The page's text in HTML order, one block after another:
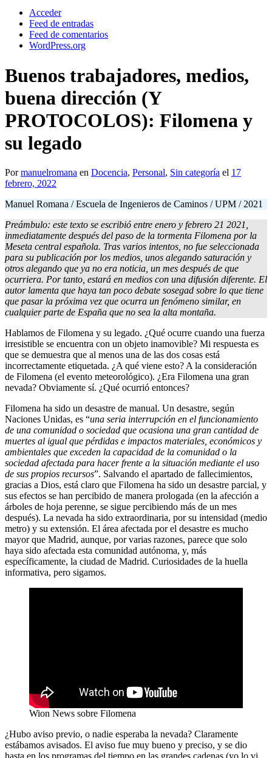
Acceder
Feed de entradas
Feed de comentarios
WordPress.org
Buenos trabajadores, medios,
buena dirección (Y
PROTOCOLOS): Filomena y
su legado
Pormanuelromana en Docencia, Personal, Sin categoría el 17
febrero, 2022
Manuel Romana / Escuela de Ingenieros de Caminos / UPM / 2021
Preámbulo: este texto se escribió entre enero y febrero 21 2021,
inmediatamente después del paso de la tormenta Filomena por la
Meseta central española. Tras varios intentos, no fue seleccionada
para su publicación por los medios, unos alegando saturación y
otros alegando que ya no era noticia, un mes después de que
ocurriera. Por tanto, estará en medios con una difusión diferente. El
autor lamenta que haya tan poco debate sosegad sobre lo que tiene
que pasar la próxima vez que ocurra un fenómeno similar, en
cualquier parte de España que no sea la alta montaña.
Hablamos de Filomena y su legado. ¿Qué ocurre cuando una fuerza
irresistible se encuentra con un objeto inamovible? Mi respuesta es
que se demuestra que al menos una de las dos cosas está
incorrectamente etiquetada. ¿A qué viene esto? A la consideración
de Filomena (el evento meteorológico). ¿Era Filomena una gran
nevada? Obviamente sí. ¿Qué ocurrió entonces?
Filomena ha sido un desastre de manual. Un desastre, según
Naciones Unidas, es “una seria interrupción en el funcionamiento
de una comunidad o sociedad que ocasiona una gran cantidad de
muertes al igual que pérdidas e impactos materiales, económicos y
ambientales que exceden la capacidad de la comunidad o la
sociedad afectada para hacer frente a la situación mediante el uso
de sus propios recursos”. Salvando el apartado de fallecimientos,
gracias a Dios, está claro que Filomena ha sido un desastre parcial, y
sus efectos se han percibido de manera prologada (en la afección a
árboles de hoja perenne, se sigue percibiendo más de un mes
después). La nevada ha sido extraordinaria, por su intensidad (medio
metro) y su extensión. El área afectada por el desastre es mucho
mayor que Madrid, aunque, por varias razones, parece que solo
haya sido afectada esta comunidad autónoma, y, más
específicamente, la ciudad de Madrid. Curiosidades de la huella
informativa, pero sigamos.
Wion News sobre Filomena
¿Hubo aviso previo, o nadie esperaba la nevada? Claramente
estábamos avisados. El aviso fue muy bueno y preciso, y se dio
hasta en los programas del tiempo en las grandes cadenas (yo lo vi